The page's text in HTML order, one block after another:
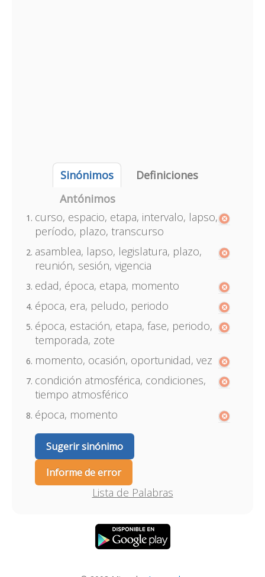
Sinónimos
Definiciones
Antónimos
curso, espacio, etapa, intervalo, lapso,
período, plazo, transcurso
asamblea, lapso, legislatura, plazo,
reunión, sesión, vigencia
edad, época, etapa, momento
época, era, peludo, periodo
época, estación, etapa, fase, periodo,
temporada, zote
momento, ocasión, oportunidad, vez
condición atmosférica, condiciones,
tiempo atmosférico
época, momento
Sugerir sinónimo
Informe de error
Lista de Palabras